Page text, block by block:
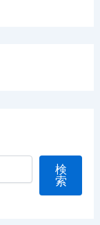
検
索